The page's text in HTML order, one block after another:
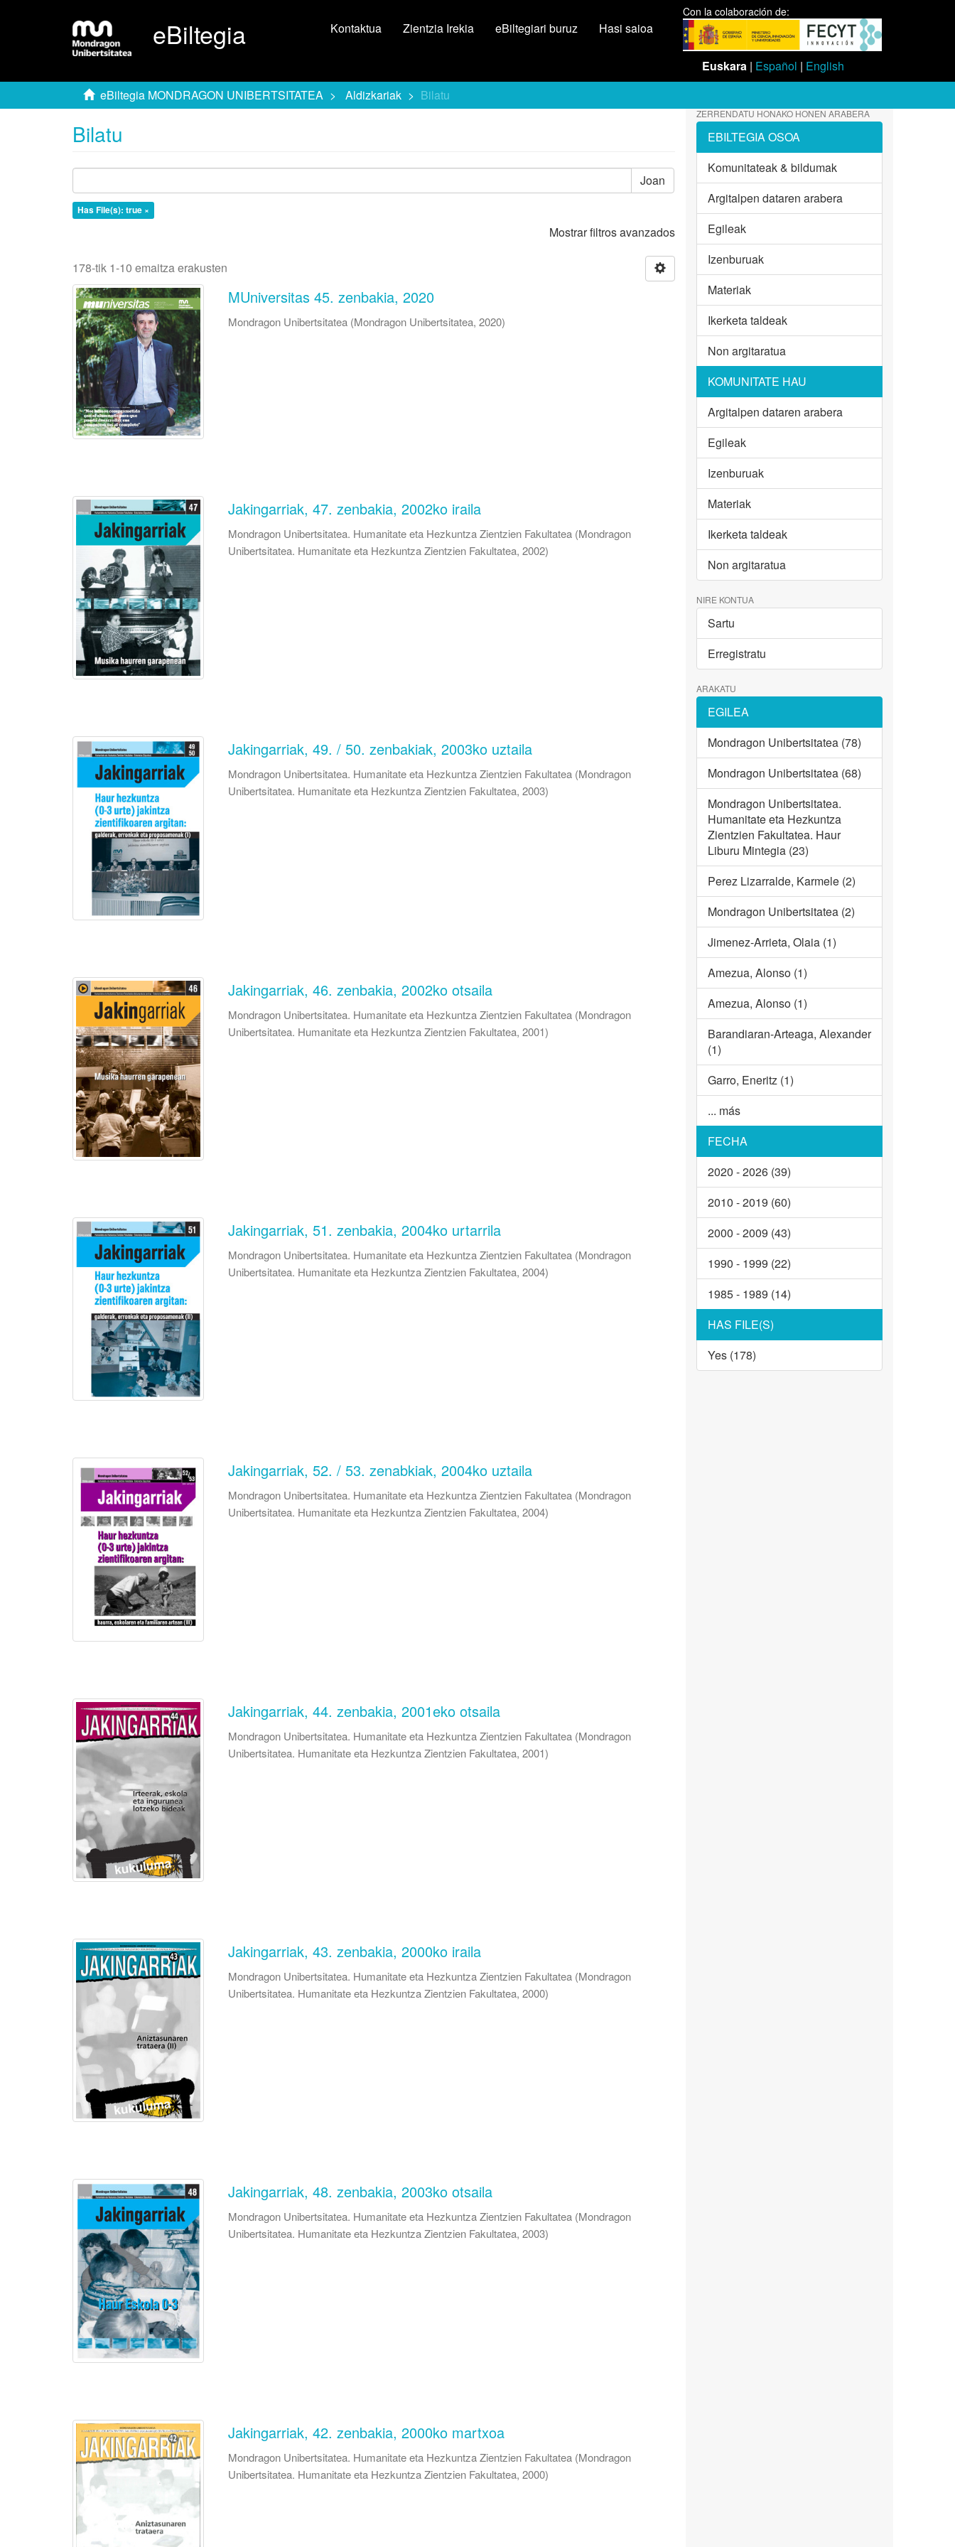
eBiltegia
Con la colaboración de:
Euskara | Español | English
Kontaktua Zientzia Irekia eBiltegiari buruz Hasi saioa
eBiltegia MONDRAGON UNIBERTSITATEA Aldizkariak Bilatu
Bilatu
Joan
Has File(s): true ×
Mostrar filtros avanzados
178-tik 1-10 emaitza erakusten
MUniversitas 45. zenbakia, 2020
Mondragon Unibertsitatea (Mondragon Unibertsitatea,2020)
Jakingarriak, 47. zenbakia, 2002ko iraila
Mondragon Unibertsitatea. Humanitate eta Hezkuntza Zientzien Fakultatea (Mondragon
Unibertsitatea. Humanitate eta Hezkuntza Zientzien Fakultatea,2002)
Jakingarriak, 49. / 50. zenbakiak, 2003ko uztaila
Mondragon Unibertsitatea. Humanitate eta Hezkuntza Zientzien Fakultatea (Mondragon
Unibertsitatea. Humanitate eta Hezkuntza Zientzien Fakultatea,2003)
Jakingarriak, 46. zenbakia, 2002ko otsaila
Mondragon Unibertsitatea. Humanitate eta Hezkuntza Zientzien Fakultatea (Mondragon
Unibertsitatea. Humanitate eta Hezkuntza Zientzien Fakultatea,2001)
Jakingarriak, 51. zenbakia, 2004ko urtarrila
Mondragon Unibertsitatea. Humanitate eta Hezkuntza Zientzien Fakultatea (Mondragon
Unibertsitatea. Humanitate eta Hezkuntza Zientzien Fakultatea,2004)
Jakingarriak, 52. / 53. zenabkiak, 2004ko uztaila
Mondragon Unibertsitatea. Humanitate eta Hezkuntza Zientzien Fakultatea (Mondragon
Unibertsitatea. Humanitate eta Hezkuntza Zientzien Fakultatea,2004)
Jakingarriak, 44. zenbakia, 2001eko otsaila
Mondragon Unibertsitatea. Humanitate eta Hezkuntza Zientzien Fakultatea (Mondragon
Unibertsitatea. Humanitate eta Hezkuntza Zientzien Fakultatea,2001)
Jakingarriak, 43. zenbakia, 2000ko iraila
Mondragon Unibertsitatea. Humanitate eta Hezkuntza Zientzien Fakultatea (Mondragon
Unibertsitatea. Humanitate eta Hezkuntza Zientzien Fakultatea,2000)
Jakingarriak, 48. zenbakia, 2003ko otsaila
Mondragon Unibertsitatea. Humanitate eta Hezkuntza Zientzien Fakultatea (Mondragon
Unibertsitatea. Humanitate eta Hezkuntza Zientzien Fakultatea,2003)
Jakingarriak, 42. zenbakia, 2000ko martxoa
Mondragon Unibertsitatea. Humanitate eta Hezkuntza Zientzien Fakultatea (Mondragon
Unibertsitatea. Humanitate eta Hezkuntza Zientzien Fakultatea,2000)
ZERRENDATU HONAKO HONEN ARABERA
EBILTEGIA OSOA
Komunitateak & bildumak
Argitalpen dataren arabera
Egileak
Izenburuak
Materiak
Ikerketa taldeak
Non argitaratua
KOMUNITATE HAU
Argitalpen dataren arabera
Egileak
Izenburuak
Materiak
Ikerketa taldeak
Non argitaratua
NIRE KONTUA
Sartu
Erregistratu
ARAKATU
EGILEA
Mondragon Unibertsitatea (78)
Mondragon Unibertsitatea (68)
Mondragon Unibertsitatea.
Humanitate eta Hezkuntza
Zientzien Fakultatea. Haur
Liburu Mintegia (23)
Perez Lizarralde, Karmele (2)
Mondragon Unibertsitatea (2)
Jimenez-Arrieta, Olaia (1)
Amezua, Alonso (1)
Amezua, Alonso (1)
Barandiaran-Arteaga, Alexander
(1)
Garro, Eneritz (1)
... más
FECHA
2020 - 2026 (39)
2010 - 2019 (60)
2000 - 2009 (43)
1990 - 1999 (22)
1985 - 1989 (14)
HAS FILE(S)
Yes (178)